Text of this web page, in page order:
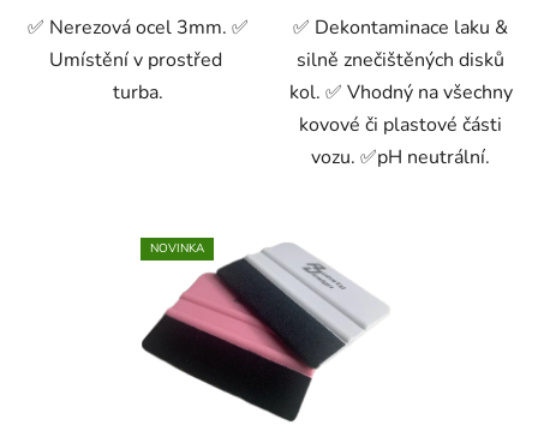
✅ Nerezová ocel 3mm. ✅
Umístění v prostřed
turba.
✅ Dekontaminace laku &
silně znečištěných disků
kol. ✅ Vhodný na všechny
kovové či plastové části
vozu. ✅pH neutrální.
NOVINKA